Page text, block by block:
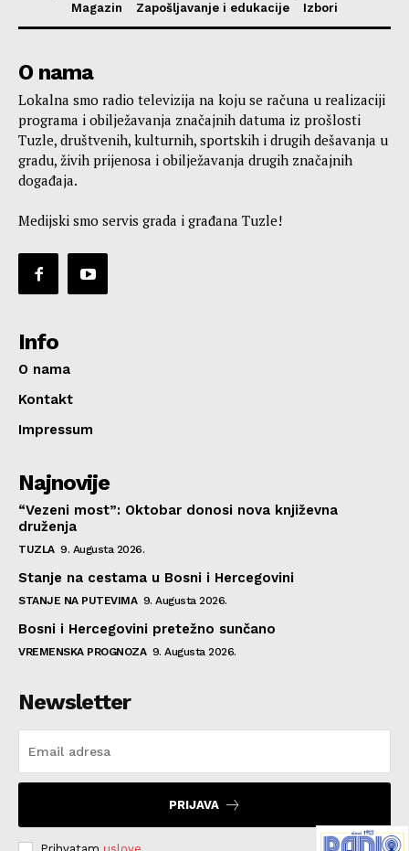
Magazin
Zapošljavanje i edukacije Izbori
O nama
Lokalna smo radio televizija na koju se računa u realizaciji
programa i obilježavanja značajnih datuma iz prošlosti
Tuzle, društvenih, kulturnih, sportskih i drugih dešavanja u
gradu, živih prijenosa i obilježavanja drugih značajnih
događaja.
Medijski smo servis grada i građana Tuzle!
Info
O nama
Kontakt
Impressum
Najnovije
“Vezeni most”: Oktobar donosi nova književna
druženja
TUZLA 9. Augusta 2026.
Stanje na cestama u Bosni i Hercegovini
STANJE NA PUTEVIMA 9. Augusta 2026.
Bosni i Hercegovini pretežno sunčano
VREMENSKA PROGNOZA 9. Augusta 2026.
Newsletter
PRIJAVA